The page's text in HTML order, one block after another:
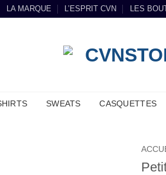
LA MARQUE L’ESPRIT CVN LES
SWEATS CASQUETTES